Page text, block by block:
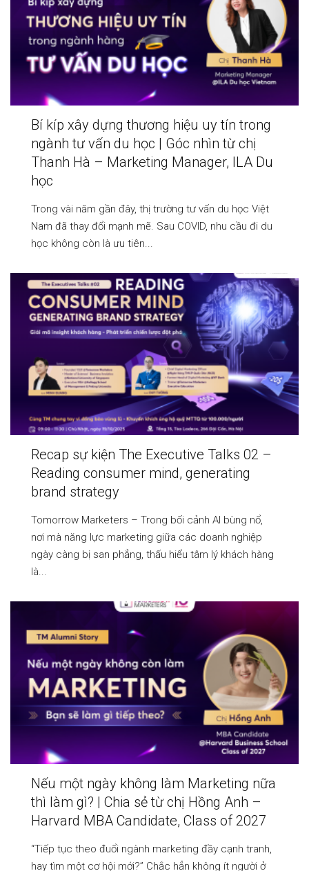
Bí kíp xây dựng thương hiệu uy tín trong
ngành tư vấn du học | Góc nhìn từ chị
Thanh Hà – Marketing Manager, ILA Du
học
Trong vài năm gần đây, thị trường tư vấn du học Việt
Nam đã thay đổi mạnh mẽ. Sau COVID, nhu cầu đi du
học không còn là ưu tiên...
Recap sự kiện The Executive Talks 02 –
Reading consumer mind, generating
brand strategy
Tomorrow Marketers – Trong bối cảnh AI bùng nổ,
nơi mà năng lực marketing giữa các doanh nghiệp
ngày càng bị san phẳng, thấu hiểu tâm lý khách hàng
là...
Nếu một ngày không làm Marketing nữa
thì làm gì? | Chia sẻ từ chị Hồng Anh –
Harvard MBA Candidate, Class of 2027
“Tiếp tục theo đuổi ngành marketing đầy cạnh tranh,
hay tìm một cơ hội mới?” Chắc hẳn không ít người ở